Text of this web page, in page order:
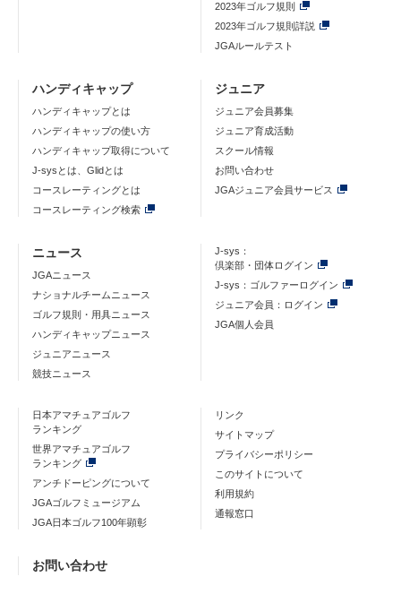
2023年ゴルフ規則
2023年ゴルフ規則詳説
JGAルールテスト
ハンディキャップ
ハンディキャップとは
ハンディキャップの使い方
ハンディキャップ取得について
J-sysとは、Glidとは
コースレーティングとは
コースレーティング検索
ジュニア
ジュニア会員募集
ジュニア育成活動
スクール情報
お問い合わせ
JGAジュニア会員サービス
ニュース
JGAニュース
ナショナルチームニュース
ゴルフ規則・用具ニュース
ハンディキャップニュース
ジュニアニュース
競技ニュース
J-sys：
倶楽部・団体ログイン
J-sys：ゴルファーログイン
ジュニア会員：ログイン
JGA個人会員
日本アマチュアゴルフ
ランキング
世界アマチュアゴルフ
ランキング
アンチドーピングについて
JGAゴルフミュージアム
JGA日本ゴルフ100年顕彰
リンク
サイトマップ
プライバシーポリシー
このサイトについて
利用規約
通報窓口
お問い合わせ